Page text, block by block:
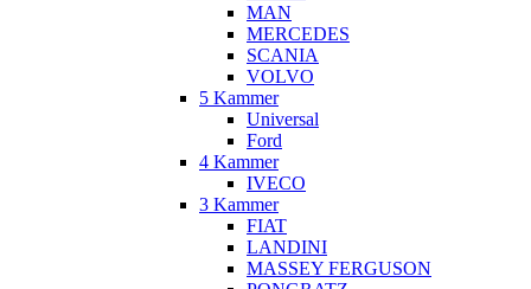
MAN
MERCEDES
SCANIA
VOLVO
5 Kammer
Universal
Ford
4 Kammer
IVECO
3 Kammer
FIAT
LANDINI
MASSEY FERGUSON